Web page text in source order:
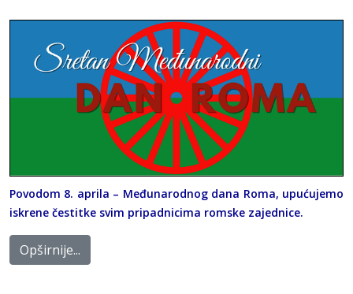
Povodom 8. aprila – Međunarodnog dana Roma, upućujemo
iskrene čestitke svim pripadnicima romske zajednice.
Opširnije...